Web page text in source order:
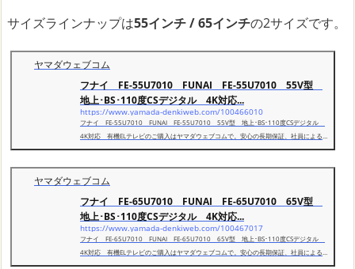
サイズラインナップは55インチ / 65インチの2サイズです。
ヤマダウェブコム
フナイ FE-55U7010 FUNAI FE-55U7010 55V型
地上･BS･110度CSデジタル 4K対応...
https://www.yamada-denkiweb.com/100466010
フナイ FE-55U7010 FUNAI FE-55U7010 55V型 地上･BS･110度CSデジタル
4K対応 有機ELテレビのご購入はヤマダウェブコムで。安心の長期保証、社員による
即日・翌日お届け、店舗での受取りなど、全国展開ならではのサービスが満載！
ヤマダウェブコム
フナイ FE-65U7010 FUNAI FE-65U7010 65V型
地上･BS･110度CSデジタル 4K対応...
https://www.yamada-denkiweb.com/100467017
フナイ FE-65U7010 FUNAI FE-65U7010 65V型 地上･BS･110度CSデジタル
4K対応 有機ELテレビのご購入はヤマダウェブコムで。安心の長期保証、社員による
即日・翌日お届け、店舗での受取りなど、全国展開ならではのサービスが満載！